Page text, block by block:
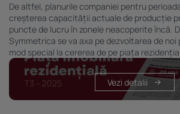
De altfel, planurile companiei pentru
creșterea capacității actuale de producție
puncte de lucru în zonele neacoperite încă.
Symmetrica se va axa pe dezvoltarea de
mod special la cererea de pe piața
Vezi detalii